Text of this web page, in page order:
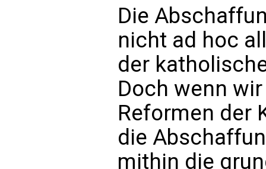
Die
nicht ad hoc
der
Doch wenn
Reformen der
die
mithin die